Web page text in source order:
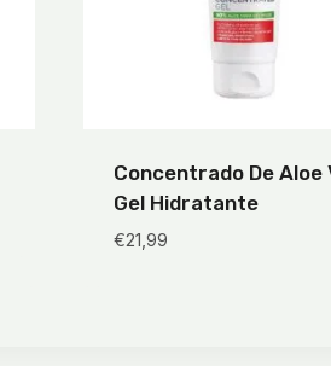
Concentrado De Aloe
Gel Hidratante
€21,99